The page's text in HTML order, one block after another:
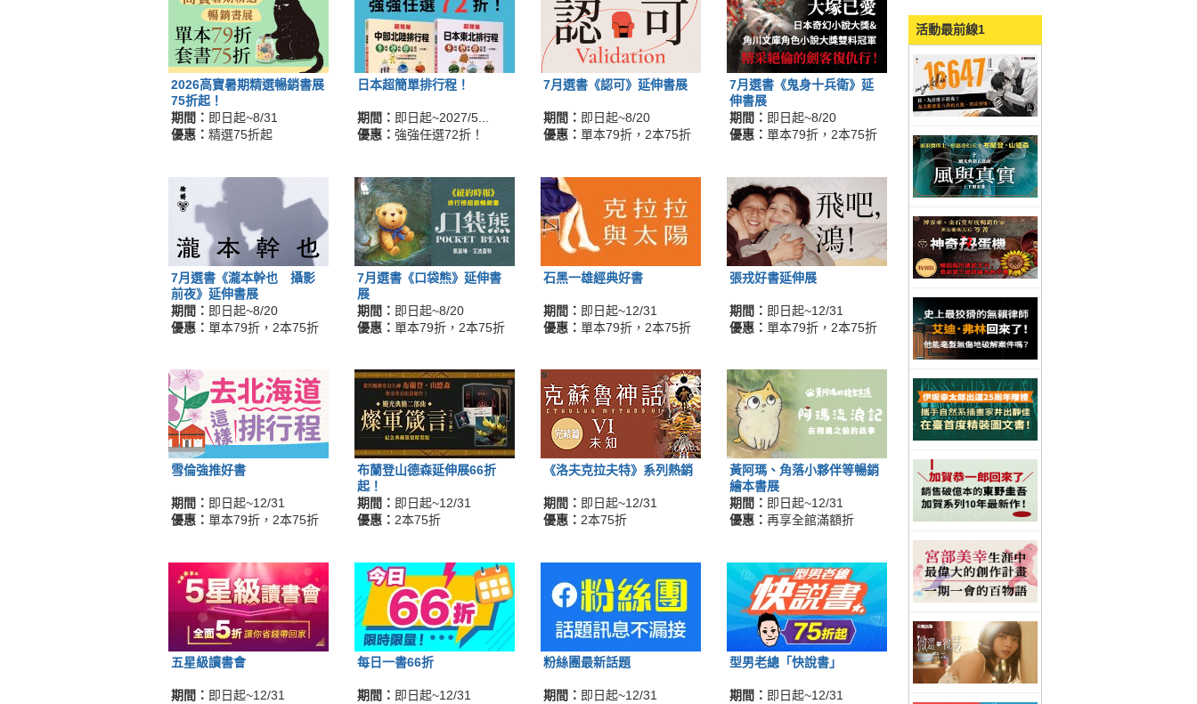
2026高寶暑期精選暢銷書展
75折起！
期間： 即日起~8/31
優惠：精選75折起
日本超簡單排行程！
期間： 即日起~2027/5...
優惠：強強任選72折！
7月選書《認可》延伸書展
期間： 即日起~8/20
優惠：單本79折，2本75折
7月選書《鬼身十兵衛》延
伸書展
期間： 即日起~8/20
優惠：單本79折，2本75折
7月選書《瀧本幹也 攝影
前夜》延伸書展
期間： 即日起~8/20
優惠： 單本79折，2本75折
7月選書《口袋熊》延伸書
展
期間： 即日起~8/20
優惠： 單本79折，2本75折
石黑一雄經典好書
期間： 即日起~12/31
優惠： 單本79折，2本75折
張戎好書延伸展
期間： 即日起~12/31
優惠： 單本79折，2本75折
雪倫強推好書
期間： 即日起~12/31
優惠： 單本79折，2本75折
布蘭登山德森延伸展66折
起！
期間： 即日起~12/31
優惠： 2本75折
《洛夫克拉夫特》系列熱銷
期間： 即日起~12/31
優惠： 2本75折
黃阿瑪、角落小夥伴等暢銷
繪本書展
期間： 即日起~12/31
優惠：再享全館滿額折
五星級讀書會
期間： 即日起~12/31
每日一書66折
期間： 即日起~12/31
粉絲團最新話題
期間： 即日起~12/31
型男老總「快說書」
期間： 即日起~12/31
活動最前線1